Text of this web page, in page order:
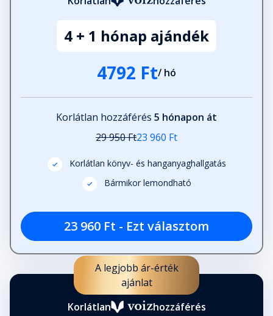
4 + 1 hónap ajándék
4792 Ft/ hó
Korlátlan hozzáférés 5 hónapon át
29 950 Ft23 960 Ft
Korlátlan könyv- és hanganyaghallgatás
Bármikor lemondható
23 960 Ft - Ezt választom
A legjobb ár-érték
ajánlat
Korlátlan
hozzáférés